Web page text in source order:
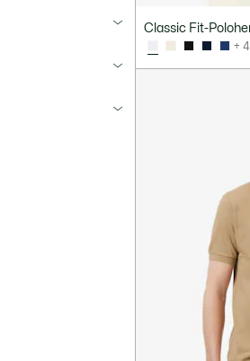
Classic Fit-
+